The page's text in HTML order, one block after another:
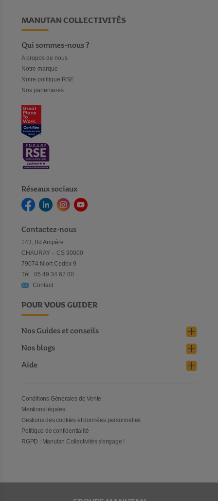
MANUTAN COLLECTIVITÉS
Qui sommes-nous ?
A propos de nous
Notre marque
Notre politique RSE
Nos partenaires
Réseaux sociaux
Contactez-nous
143, Bd Ampère
CHAURAY – CS 90000
79074 Niort Cedex 9
Tél : 05 49 34 62 00
Contact
POUR VOUS GUIDER
Nos Guides et conseils
Nos blogs
Aide
Conditions Générales de Vente
Mentions légales
Gestions des cookies et données personnelles
Politique de confidentialité
RGPD : Manutan Collectivités s'engage !